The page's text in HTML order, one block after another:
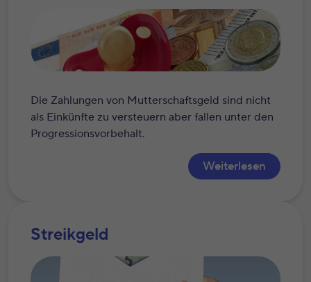
Die Zahlungen von Mutterschaftsgeld sind nicht
als Einkünfte zu versteuern aber fallen unter den
Progressionsvorbehalt.
Weiterlesen
Streikgeld